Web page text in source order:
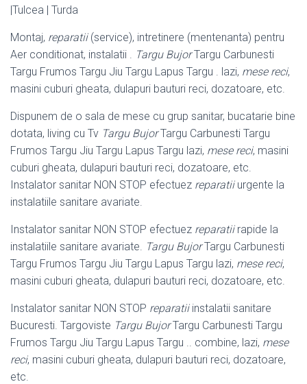
|Tulcea | Turda
Montaj, reparatii(service), intretinere (mentenanta) pentru
Aer conditionat, instalatii . Targu BujorTargu Carbunesti
Targu Frumos Targu Jiu Targu Lapus Targu . lazi, mese reci,
masini cuburi gheata, dulapuri bauturi reci, dozatoare, etc.
Dispunem de o sala de mese cu grup sanitar, bucatarie bine
dotata, living cu Tv Targu BujorTargu Carbunesti Targu
Frumos Targu Jiu Targu Lapus Targu lazi, mese reci, masini
cuburi gheata, dulapuri bauturi reci, dozatoare, etc.
Instalator sanitar NON STOP efectuez reparatiiurgente la
instalatiile sanitare avariate.
Instalator sanitar NON STOP efectuez reparatiirapide la
instalatiile sanitare avariate. Targu BujorTargu Carbunesti
Targu Frumos Targu Jiu Targu Lapus Targu lazi, mese reci,
masini cuburi gheata, dulapuri bauturi reci, dozatoare, etc.
Instalator sanitar NON STOP reparatiiinstalatii sanitare
Bucuresti. Targoviste Targu BujorTargu Carbunesti Targu
Frumos Targu Jiu Targu Lapus Targu .. combine, lazi, mese
reci, masini cuburi gheata, dulapuri bauturi reci, dozatoare,
etc.